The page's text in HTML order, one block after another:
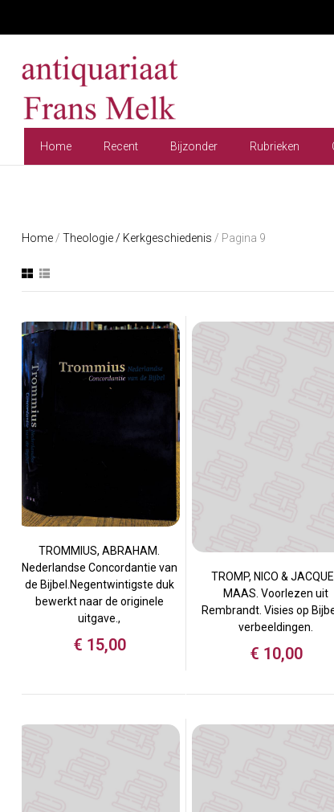
Home Recent Bijzonder Rubrieken
Home / Theologie / Kerkgeschiedenis / Pagina 9
TROMMIUS, ABRAHAM.
Nederlandse Concordantie van
de Bijbel.Negentwintigste duk
bewerkt naar de originele
uitgave.,
€ 15,00
TROMP, NICO &
MAAS. Voorlezen uit
Rembrandt. Visies op
verbeeldingen.
€ 10,00